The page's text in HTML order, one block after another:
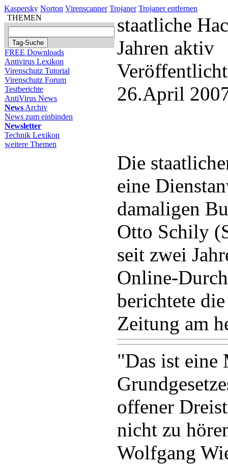
Kaspersky Norton Virenscanner Trojaner Trojaner entfernen
THEMEN
FREE Downloads
Antivirus Lexikon
Virenschutz Tutorial
Virenschutz Forum
Testberichte
AntiVirus News
News Archiv
News zum einbinden
Newsletter
Technik Lexikon
weitere Themen
staatliche
Jahren aktiv
26.April
Die
eine
damaligen
Otto Schily
seit zwei
Online-
berichtete
Zeitung am
"Das ist eine
offener
nicht zu
Wolfgang